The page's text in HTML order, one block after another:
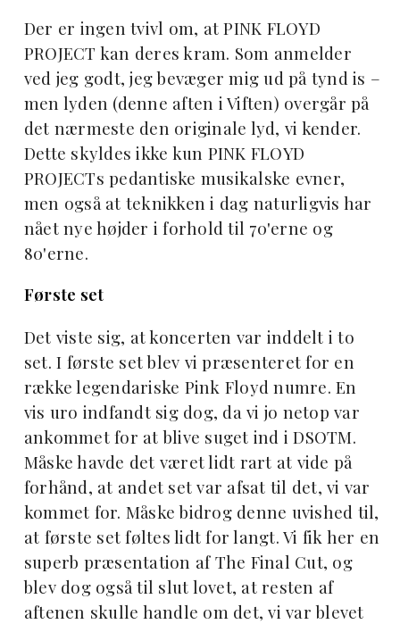
Der er ingen tvivl om, at PINK FLOYD
PROJECT kan deres kram. Som anmelder
ved jeg godt, jeg bevæger mig ud på tynd is –
men lyden (denne aften i Viften) overgår på
det nærmeste den originale lyd, vi kender.
Dette skyldes ikke kun PINK FLOYD
PROJECTs pedantiske musikalske evner,
men også at teknikken i dag naturligvis har
nået nye højder i forhold til 70'erne og
80'erne.
Første set
Det viste sig, at koncerten var inddelt i to
set. I første set blev vi præsenteret for en
række legendariske Pink Floyd numre. En
vis uro indfandt sig dog, da vi jo netop var
ankommet for at blive suget ind i DSOTM.
Måske havde det været lidt rart at vide på
forhånd, at andet set var afsat til det, vi var
kommet for. Måske bidrog denne uvished til,
at første set føltes lidt for langt. Vi fik her en
superb præsentation af The Final Cut, og
blev dog også til slut lovet, at resten af
aftenen skulle handle om det, vi var blevet